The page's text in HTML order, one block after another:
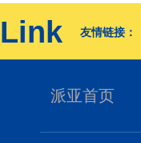
Link 友情链接：
派亚首页